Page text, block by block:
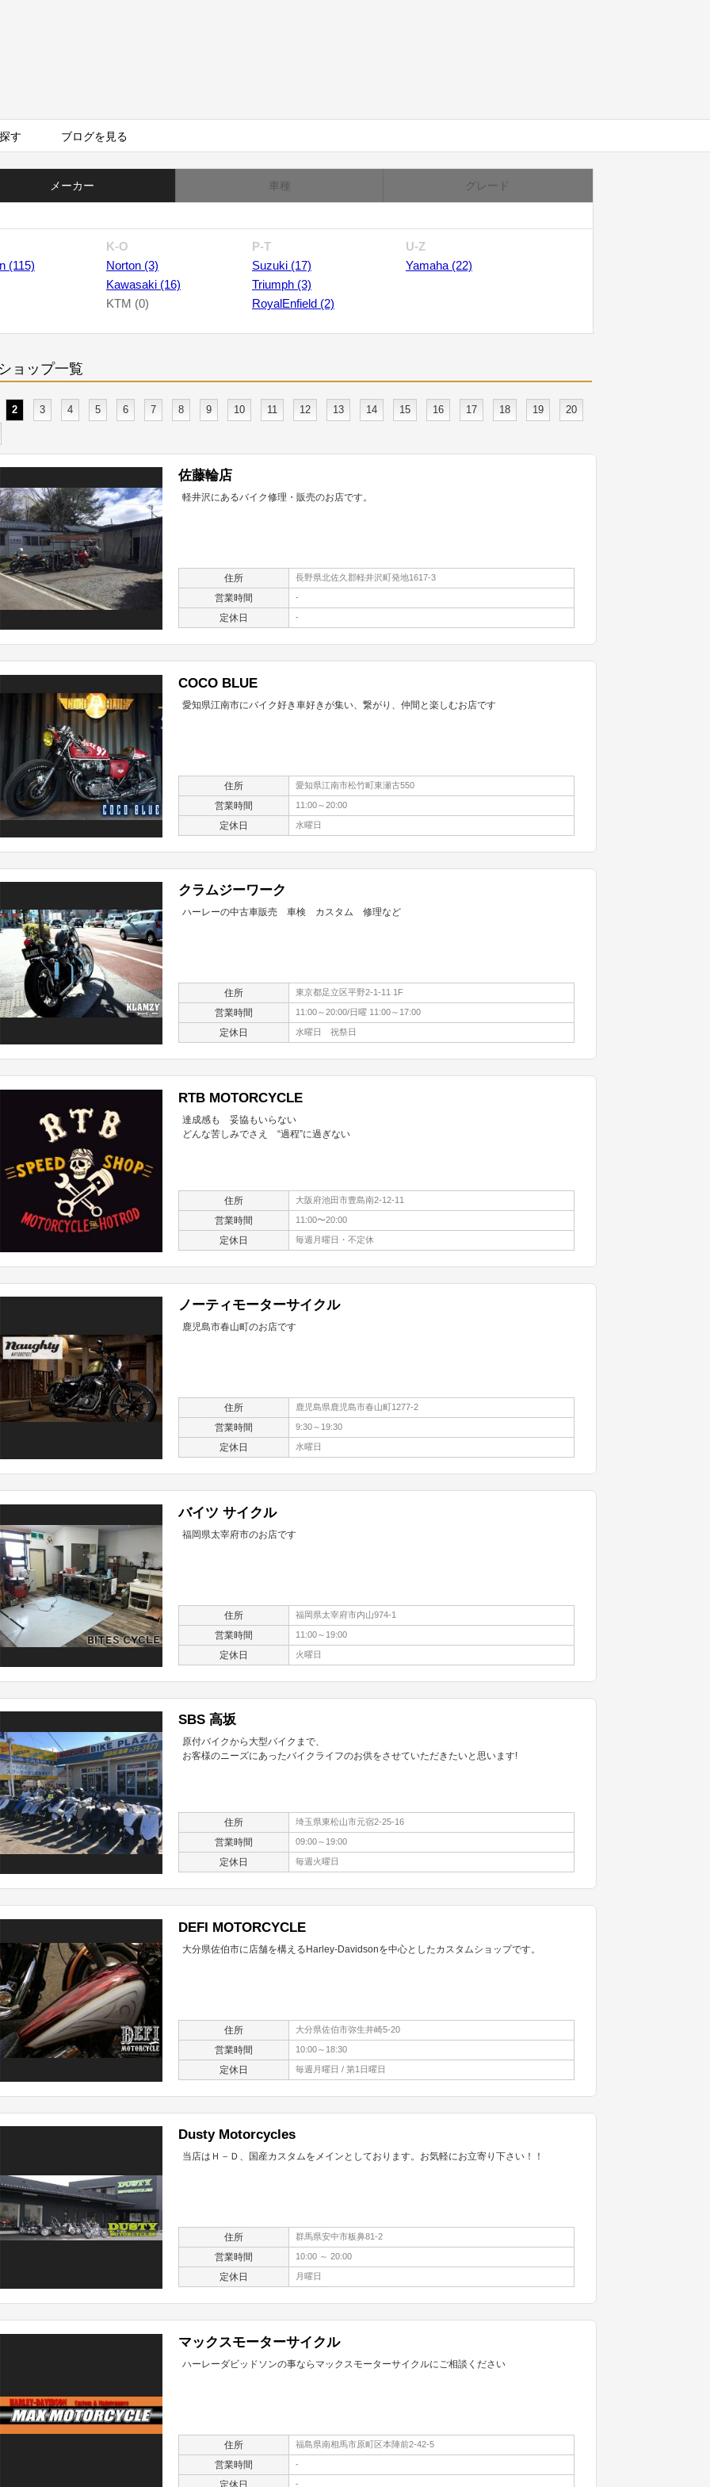
す ブログを見る
メーカー 車種 グレード
(115)
K-O
Norton (3)
Kawasaki (16)
KTM (0)
P-T
Suzuki (17)
Triumph (3)
RoyalEnfield (2)
U-Z
Yamaha (22)
ショップ一覧
2 3 4 5 6 7 8 9 10 11 12 13 14 15 16 17 18 19
20
佐藤輪店
軽井沢にあるバイク修理・販売のお店です。
住所 長野県北佐久郡軽井沢町発地1617-3
営業時間 -
定休日 -
COCO BLUE
愛知県江南市にバイク好き車好きが集い、繋がり、仲間と楽しむお店です
住所 愛知県江南市松竹町東瀬古550
営業時間 11:00～20:00
定休日 水曜日
クラムジーワーク
ハーレーの中古車販売 車検 カスタム 修理など
住所 東京都足立区平野2-1-11 1F
営業時間 11:00～20:00/日曜 11:00～17:00
定休日 水曜日 祝祭日
RTB MOTORCYCLE
達成感も 妥協もいらない
どんな苦しみでさえ “過程”に過ぎない
住所 大阪府池田市豊島南2-12-11
営業時間 11:00〜20:00
定休日 毎週月曜日・不定休
ノーティモーターサイクル
鹿児島市春山町のお店です
住所 鹿児島県鹿児島市春山町1277-2
営業時間 9:30～19:30
定休日 水曜日
バイツ サイクル
福岡県太宰府市のお店です
住所 福岡県太宰府市内山974-1
営業時間 11:00～19:00
定休日 火曜日
SBS 高坂
原付バイクから大型バイクまで、
お客様のニーズにあったバイクライフのお供をさせていただきたいと思います!
住所 埼玉県東松山市元宿2-25-16
営業時間 09:00～19:00
定休日 毎週火曜日
DEFI MOTORCYCLE
大分県佐伯市に店舗を構えるHarley-Davidsonを中心としたカスタムショップです。
住所 大分県佐伯市弥生井崎5-20
営業時間 10:00～18:30
定休日 毎週月曜日 / 第1日曜日
Dusty Motorcycles
当店はＨ－Ｄ、国産カスタムをメインとしております。お気軽にお立寄り下さい！！
住所 群馬県安中市板鼻81-2
営業時間 10:00 ～ 20:00
定休日 月曜日
マックスモーターサイクル
ハーレーダビッドソンの事ならマックスモーターサイクルにご相談ください
住所 福島県南相馬市原町区本陣前2-42-5
営業時間 -
定休日 -